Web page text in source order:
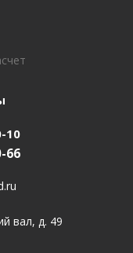
10
66
вал, д. 49